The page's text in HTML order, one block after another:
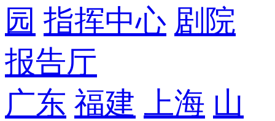
园 指挥中心 剧院
报告厅
广东 福建 上海 山